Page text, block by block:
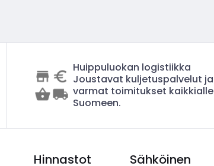
Huippuluokan logistiikka
Joustavat kuljetuspalvelut ja
varmat toimitukset kaikkialle
Suomeen.
Hinnastot
Sähköinen